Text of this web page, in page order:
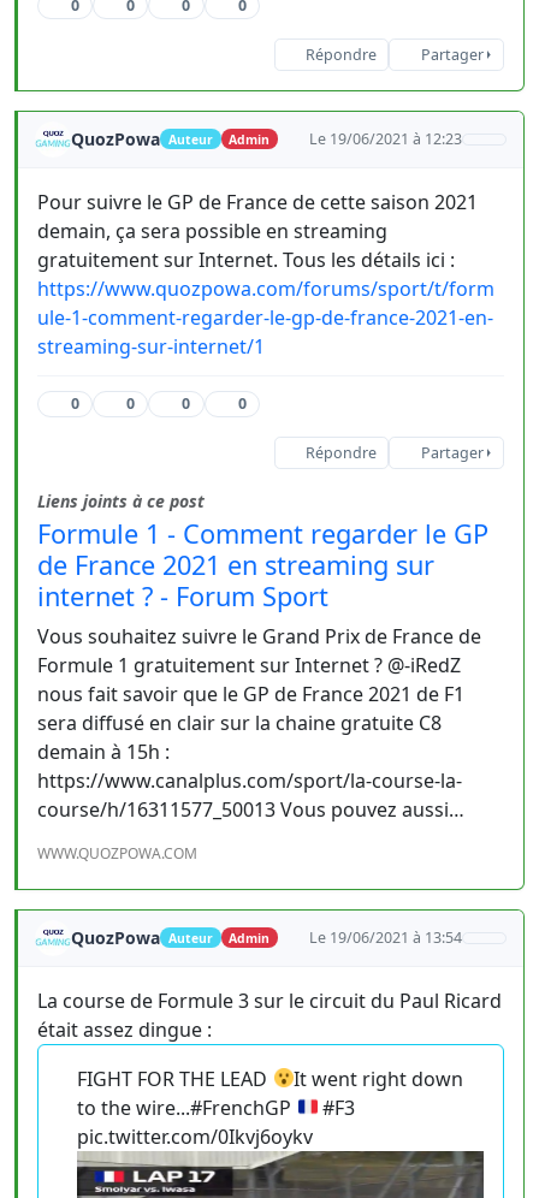
0 0 0 0
Répondre Partager
QuozPowa Auteur Admin Le 19/06/2021 à 12:23
Pour suivre le GP de France de cette saison 2021
demain, ça sera possible en streaming
gratuitement sur Internet. Tous les détails ici :
https://www.quozpowa.com/forums/sport/t/form
ule-1-comment-regarder-le-gp-de-france-2021-en-
streaming-sur-internet/1
0 0 0 0
Répondre Partager
Liens joints à ce post
Formule 1 - Comment regarder le GP
de France 2021 en streaming sur
internet ? - Forum Sport
Vous souhaitez suivre le Grand Prix de France de
Formule 1 gratuitement sur Internet ? @-iRedZ
nous fait savoir que le GP de France 2021 de F1
sera diffusé en clair sur la chaine gratuite C8
demain à 15h :
https://www.canalplus.com/sport/la-course-la-
course/h/16311577_50013 Vous pouvez aussi…
WWW.QUOZPOWA.COM
QuozPowa Auteur Admin Le 19/06/2021 à 13:54
La course de Formule 3 sur le circuit du Paul Ricard
était assez dingue :
FIGHT FOR THE LEAD
It went right down
to the wire...#FrenchGP
#F3
pic.twitter.com/0Ikvj6oykv